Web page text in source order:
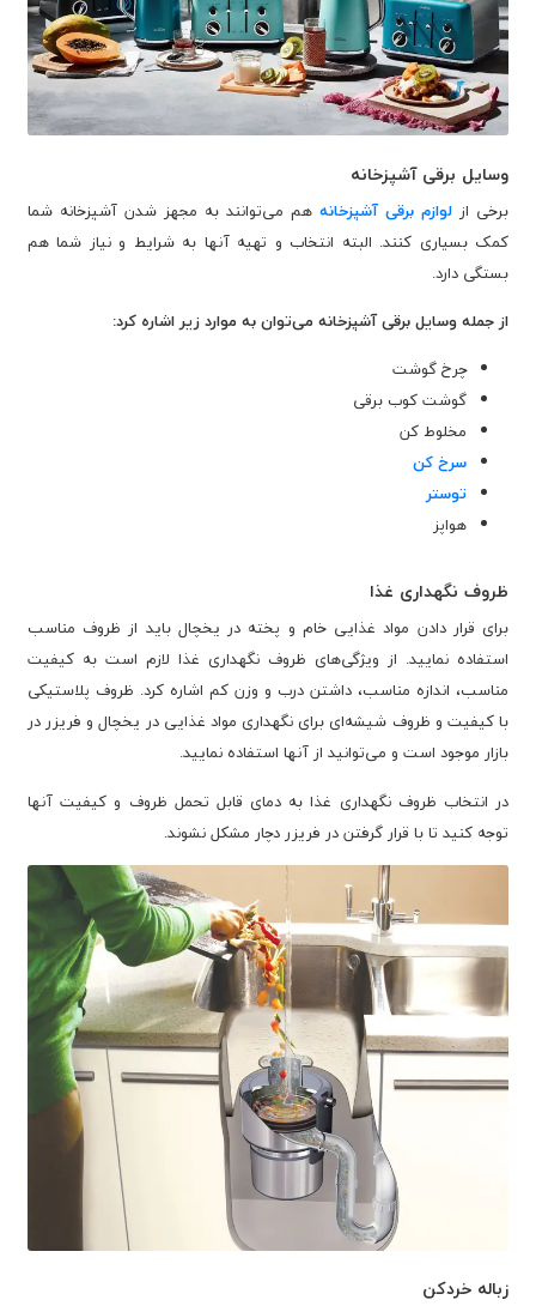
وسایل برقی آشپزخانه
برخی از لوازم برقی آشپزخانه هم می‌توانند به مجهز شدن آشپزخانه شما
کمک بسیاری کنند. البته انتخاب و تهیه آنها به شرایط و نیاز شما هم
بستگی دارد.
از جمله وسایل برقی آشپزخانه می‌توان به موارد زیر اشاره کرد:
چرخ گوشت
گوشت کوب برقی
مخلوط کن
سرخ کن
توستر
هواپز
ظروف نگهداری غذا
برای قرار دادن مواد غذایی خام و پخته در یخچال باید از ظروف مناسب
استفاده نمایید. از ویژگی‌های ظروف نگهداری غذا لازم است به کیفیت
مناسب، اندازه مناسب، داشتن درب و وزن کم اشاره کرد. ظروف پلاستیکی
با کیفیت و ظروف شیشه‌ای برای نگهداری مواد غذایی در یخچال و فریزر در
بازار موجود است و می‌توانید از آنها استفاده نمایید.
در انتخاب ظروف نگهداری غذا به دمای قابل تحمل ظروف و کیفیت آنها
توجه کنید تا با قرار گرفتن در فریزر دچار مشکل نشوند.
زباله خردکن